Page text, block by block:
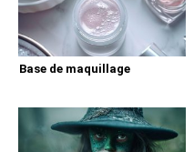
Base de maquillage